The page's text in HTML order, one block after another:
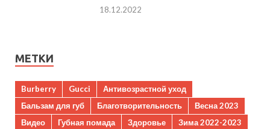
18.12.2022
МЕТКИ
Burberry Gucci
Антивозрастной уход
Бальзам для губ
Благотворительность
Весна 2023
Видео
Губная помада Здоровье
Зима 2022-2023